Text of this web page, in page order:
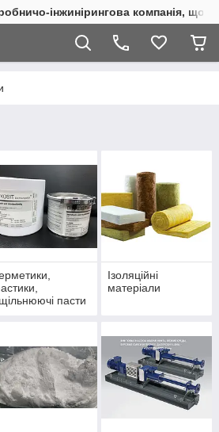
інжинірингова компанія, що
пасти
Ізоляційні
матеріали